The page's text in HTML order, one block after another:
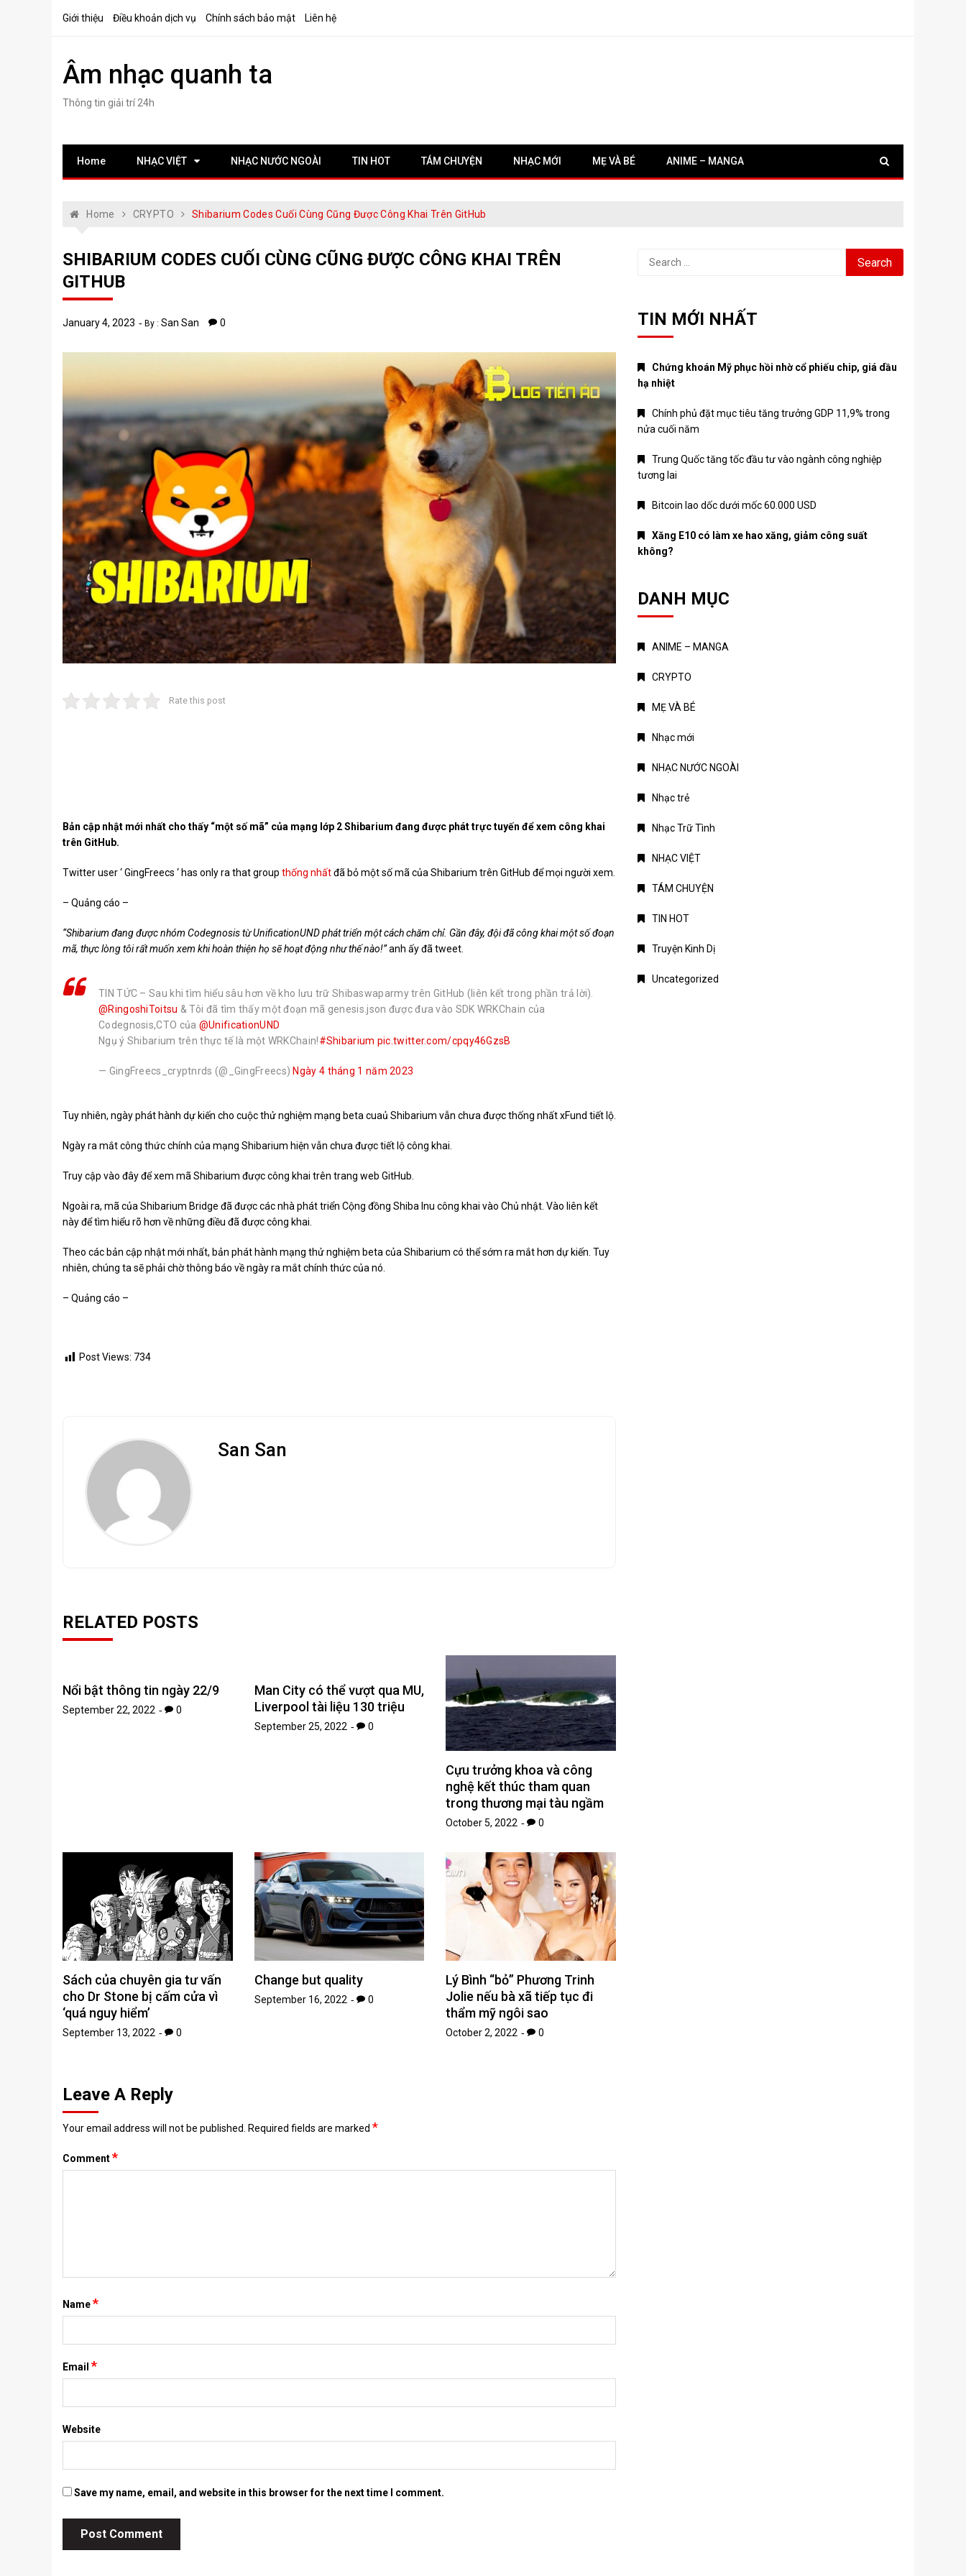
Giới thiệu Điều khoản dịch vụ Chính sách bảo mật Liên hệ
Âm nhạc quanh ta
Thông tin giải trí 24h
Home NHẠC VIỆT NHẠC NƯỚC NGOÀI TIN HOT TÁM CHUYỆN NHẠC MỚI MẸ VÀ BÉ ANIME – MANGA
Home CRYPTO Shibarium Codes Cuối Cùng Cũng Được Công Khai Trên GitHub
SHIBARIUM CODES CUỐI CÙNG CŨNG ĐƯỢC CÔNG KHAI TRÊN
GITHUB
January 4, 2023 By : San San 0
Rate this post
Bản cập nhật mới nhất cho thấy “một số mã” của mạng lớp 2 Shibarium đang được phát trực tuyến để xem công khai
trên GitHub.
Twitter user ‘GingFreecs ‘ has only ra that group thống nhấtđã bỏ một số mã của Shibarium trên GitHub để mọi người xem.
– Quảng cáo –
“Shibarium đang được nhóm Codegnosis từ UnificationUND phát triển một cách chăm chỉ. Gần đây, đội đã công khai một số đoạn
mã, thực lòng tôi rất muốn xem khi hoàn thiện họ sẽ hoạt động như thế nào!”anh ấy đã tweet.
TIN TỨC – Sau khi tìm hiểu sâu hơn về kho lưu trữ Shibaswaparmy trên GitHub (liên kết trong phần trả lời).
@RingoshiToitsu & Tôi đã tìm thấy một đoạn mã genesis.json được đưa vào SDK WRKChain của
Codegnosis,CTO của @UnificationUND
Ngụ ý Shibarium trên thực tế là một WRKChain!#Shibarium pic.twitter.com/cpqy46GzsB
— GingFreecs_cryptnrds (@_GingFreecs) Ngày 4 tháng 1 năm 2023
Tuy nhiên, ngày phát hành dự kiến ​​cho cuộc thử nghiệm mạng beta cuaủ Shibarium vẫn chưa được thống nhất xFund tiết lộ.
Ngày ra mắt công thức chính của mạng Shibarium hiện vẫn chưa được tiết lộ công khai.
Truy cập vào đâyđể xem mã Shibarium được công khai trên trang web GitHub.
Ngoài ra, mã của Shibarium Bridge đã được các nhà phát triển Cộng đồng Shiba Inu công khai vào Chủ nhật. Vào liên kết
nàyđể tìm hiểu rõ hơn về những điều đã được công khai.
Theo các bản cập nhật mới nhất, bản phát hành mạng thử nghiệm beta của Shibarium có thể sớm ra mắt hơn dự kiến. Tuy
nhiên, chúng ta sẽ phải chờ thông báo về ngày ra mắt chính thức của nó.
– Quảng cáo –
Post Views: 734
San San
RELATED POSTS
Nổi bật thông tin ngày 22/9
September 22, 2022 0
Man City có thể vượt qua MU,
Liverpool tài liệu 130 triệu
September 25, 2022 0
Cựu trưởng khoa và công
nghệ kết thúc tham quan
trong thương mại tàu ngầm
October 5, 2022 0
Sách của chuyên gia tư vấn
cho Dr Stone bị cấm cửa vì
‘quá nguy hiểm’
September 13, 2022 0
Change but quality
September 16, 2022 0
Lý Bình “bỏ” Phương Trinh
Jolie nếu bà xã tiếp tục đi
thẩm mỹ ngôi sao
October 2, 2022 0
Leave A Reply
Your email address will not be published. Required fields are marked *
Comment*
Name*
Email *
Website
Save my name, email, and website in this browser for the next time I comment.
Search
TIN MỚI NHẤT
Chứng khoán Mỹ phục hồi nhờ cổ phiếu chip, giá dầu
hạ nhiệt
Chính phủ đặt mục tiêu tăng trưởng GDP 11,9% trong
nửa cuối năm
Trung Quốc tăng tốc đầu tư vào ngành công nghiệp
tương lai
Bitcoin lao dốc dưới mốc 60.000 USD
Xăng E10 có làm xe hao xăng, giảm công suất
không?
DANH MỤC
ANIME – MANGA
CRYPTO
MẸ VÀ BÉ
Nhạc mới
NHẠC NƯỚC NGOÀI
Nhạc trẻ
Nhạc Trữ Tình
NHẠC VIỆT
TÁM CHUYỆN
TIN HOT
Truyện Kinh Dị
Uncategorized